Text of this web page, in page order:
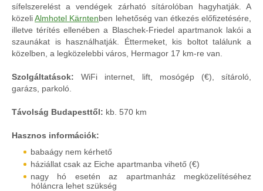
sífelszerelést a vendégek zárható sítárolóban hagyhatják. A
közeliAlmhotel Kärntenben lehetőség van étkezés előfizetésére,
illetve térítés ellenében a Blaschek-Friedel apartmanok lakói a
szaunákat is használhatják. Éttermeket, kis boltot találunk a
közelben, a legközelebbi város, Hermagor 17 km-re van.
Szolgáltatások: WiFi internet, lift, mosógép (€), sítároló,
garázs, parkoló.
Távolság Budapesttől: kb. 570 km
Hasznos információk:
babaágy nem kérhető
háziállat csak az Eiche apartmanba vihető (€)
nagy hó esetén az apartmanház megközelítéséhez
hóláncra lehet szükség